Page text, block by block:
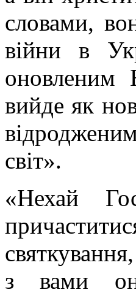
словами,
війни в
оновленим
вийде як
світ».
«Нехай
з вами